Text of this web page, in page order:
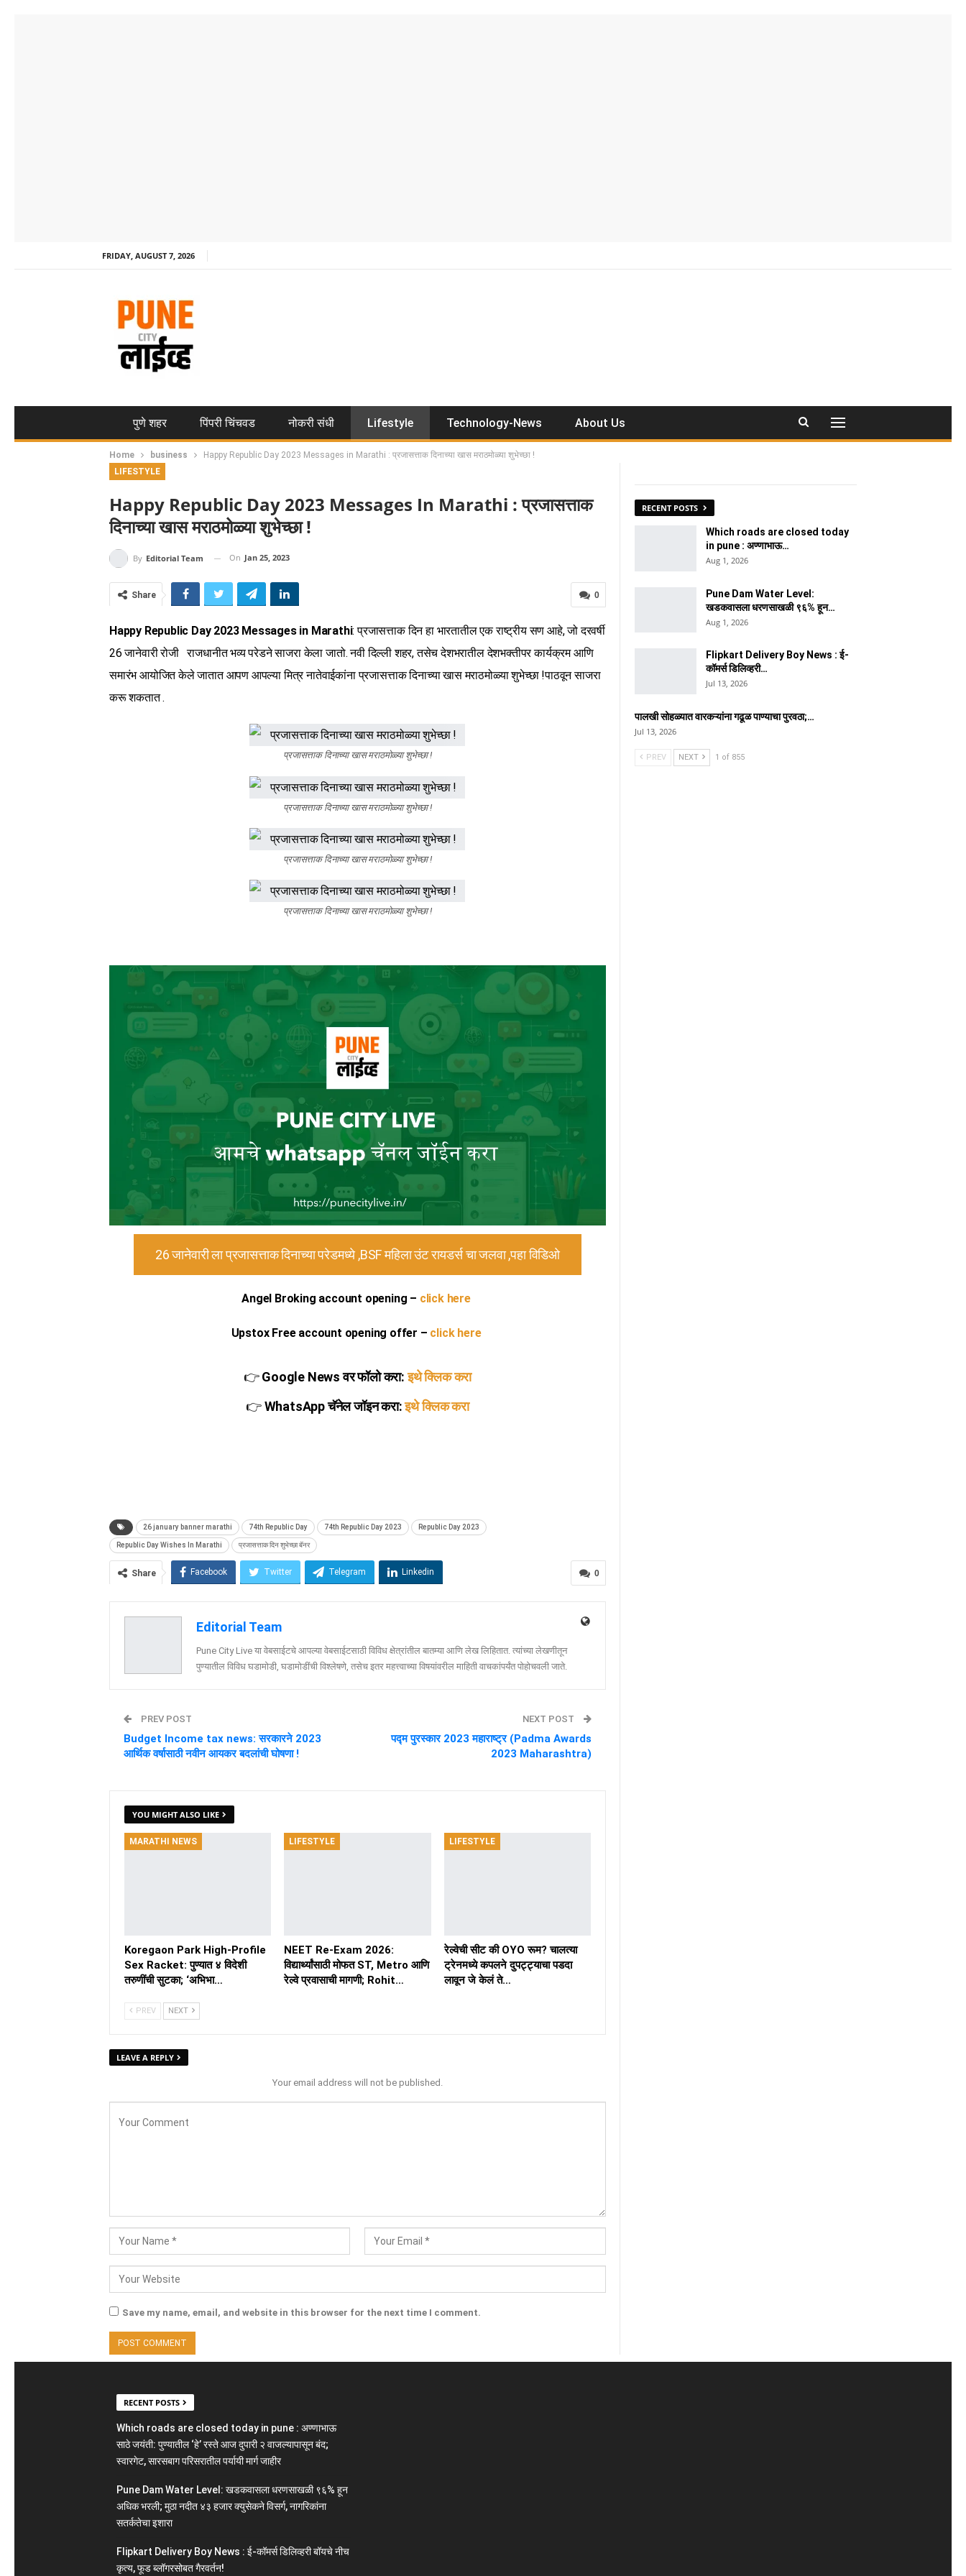
FRIDAY, AUGUST 7, 2026
पुणे शहर पिंपरी चिंचवड नोकरी संधी Lifestyle Technology-News About Us
Home business
Happy Republic Day 2023 Messages in Marathi : प्रजासत्ताक दिनाच्या खास मराठमोळ्या शुभेच्छा !
LIFESTYLE
Happy Republic Day 2023 Messages In Marathi : प्रजासत्ताक
दिनाच्या खास मराठमोळ्या शुभेच्छा !
By Editorial Team On Jan 25, 2023
0
Share
Happy Republic Day 2023 Messages in Marathi: प्रजासत्ताक दिन हा भारतातील एक राष्ट्रीय सण आहे, जो दरवर्षी
26 जानेवारी रोजी राजधानीत भव्य परेडने साजरा केला जातो. नवी दिल्ली शहर, तसेच देशभरातील देशभक्तीपर कार्यक्रम आणि
समारंभ आयोजित केले जातात आपण आपल्या मित्र नातेवाईकांना प्रजासत्ताक दिनाच्या खास मराठमोळ्या शुभेच्छा !पाठवून साजरा
करू शकतात .
प्रजासत्ताक दिनाच्या खास मराठमोळ्या शुभेच्छा !
प्रजासत्ताक दिनाच्या खास मराठमोळ्या शुभेच्छा !
प्रजासत्ताक दिनाच्या खास मराठमोळ्या शुभेच्छा !
प्रजासत्ताक दिनाच्या खास मराठमोळ्या शुभेच्छा !
26 जानेवारी ला प्रजासत्ताक दिनाच्या परेडमध्ये ,BSF महिला उंट रायडर्स चा जलवा ,पहा विडिओ
Angel Broking account opening – click here
Upstox Free account opening offer – click here
👉Google News वर फॉलो करा: इथे क्लिक करा
👉WhatsApp चॅनेल जॉइन करा: इथे क्लिक करा
26 january banner marathi 74th Republic Day 74th Republic Day 2023 Republic Day 2023
Republic Day Wishes In Marathi प्रजासत्ताक दिन शुभेच्छा बॅनर
0
Share Facebook Twitter Telegram Linkedin
Editorial Team
Pune City Live या वेबसाईटचे आपल्या वेबसाईटसाठी विविध क्षेत्रांतील बातम्या आणि लेख लिहितात. त्यांच्या लेखणीतून
पुण्यातील विविध घडामोडी, घडामोडींची विश्लेषणे, तसेच इतर महत्त्वाच्या विषयांवरील माहिती वाचकांपर्यंत पोहोचवली जाते.
PREV POST
Budget Income tax news: सरकारने 2023
आर्थिक वर्षासाठी नवीन आयकर बदलांची घोषणा !
NEXT POST
पद्म पुरस्कार 2023 महाराष्ट्र (Padma Awards
2023 Maharashtra)
YOU MIGHT ALSO LIKE
MARATHI NEWS
Koregaon Park High-Profile
Sex Racket: पुण्यात ४ विदेशी
तरुणींची सुटका; ‘अभिभा…
LIFESTYLE
NEET Re-Exam 2026:
विद्यार्थ्यांसाठी मोफत ST, Metro आणि
रेल्वे प्रवासाची मागणी; Rohit…
LIFESTYLE
रेल्वेची सीट की OYO रूम? चालत्या
ट्रेनमध्ये कपलने दुपट्ट्याचा पडदा
लावून जे केलं ते…
PREV NEXT
LEAVE A REPLY
Your email address will not be published.
Save my name, email, and website in this browser for the next time I comment.
RECENT POSTS
Which roads are closed today
in pune : अण्णाभाऊ…
Aug 1, 2026
Pune Dam Water Level:
खडकवासला धरणसाखळी ९६% हून…
Aug 1, 2026
Flipkart Delivery Boy News : ई-
कॉमर्स डिलिव्हरी…
Jul 13, 2026
पालखी सोहळ्यात वारकऱ्यांना गढूळ पाण्याचा पुरवठा;…
Jul 13, 2026
PREV NEXT 1 of 855
RECENT POSTS
Which roads are closed today in pune : अण्णाभाऊ
साठे जयंती: पुण्यातील ‘हे’ रस्ते आज दुपारी २ वाजल्यापासून बंद;
स्वारगेट, सारसबाग परिसरातील पर्यायी मार्ग जाहीर
Pune Dam Water Level: खडकवासला धरणसाखळी ९६% हून
अधिक भरली; मुठा नदीत ४३ हजार क्युसेकने विसर्ग, नागरिकांना
सतर्कतेचा इशारा
Flipkart Delivery Boy News : ई-कॉमर्स डिलिव्हरी बॉयचे नीच
कृत्य, फूड ब्लॉगरसोबत गैरवर्तन!